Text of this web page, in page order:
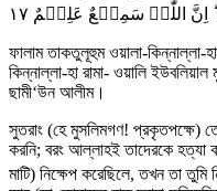
اِنَّ اللّٰہَ سَمِیۡعٌ عَلِیۡمٌ ١٧
ফালাম তাকতুলূহুম ওয়ালা-কিন্নাল্লা-
কিন্নাল্লা-হা রামা- ওয়ালি ইউবলিয়াল
ছামী‘উন আলীম।
সুতরাং (হে মুসলিমগণ! প্রকৃতপক্ষে)
করনি; বরং আল্লাহই তাদেরকে হত্যা
মাটি) নিক্ষেপ করেছিলে, তখন তা